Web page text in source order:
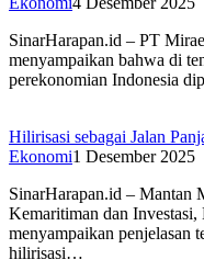
SinarHarapan.id – PT
menyampaikan bahwa di
perekonomian Indonesia
Hilirisasi sebagai Jalan
Ekonomi1 Desember 2025
SinarHarapan.id – Mantan
Kemaritiman dan
menyampaikan penjelasan
hilirisasi…